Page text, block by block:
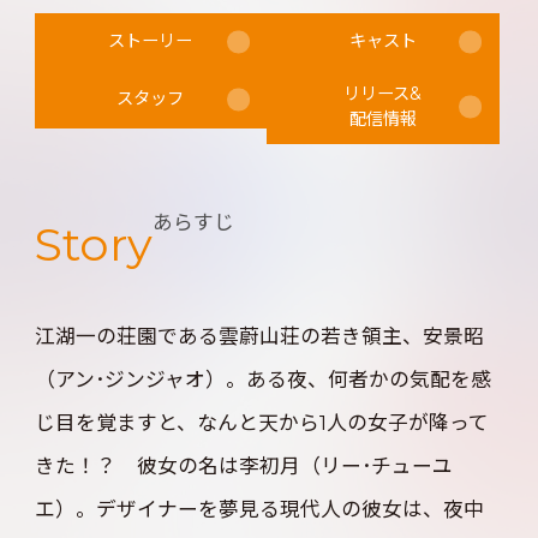
ストーリー キャスト
スタッフ
リリース&
配信情報
Storyあらすじ
江湖一の荘園である雲蔚山荘の若き領主、安景昭
（アン･ジンジャオ）。ある夜、何者かの気配を感
じ目を覚ますと、なんと天から1人の女子が降って
きた！？ 彼女の名は李初月（リー･チューユ
エ）。デザイナーを夢見る現代人の彼女は、夜中